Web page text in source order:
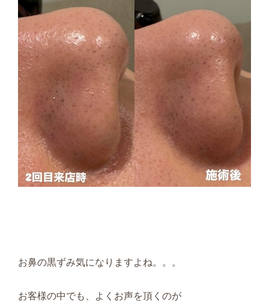
お鼻の黒ずみ気になりますよね。。。
お客様の中でも、よくお声を頂くのが